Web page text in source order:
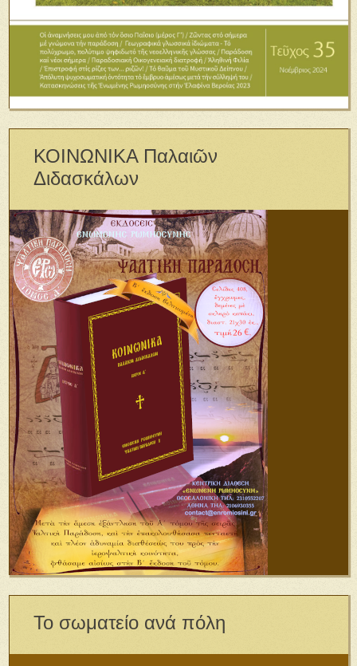
ΚΟΙΝΩΝΙΚΑ Παλαιῶν
Διδασκάλων
Το σωματείο ανά πόλη